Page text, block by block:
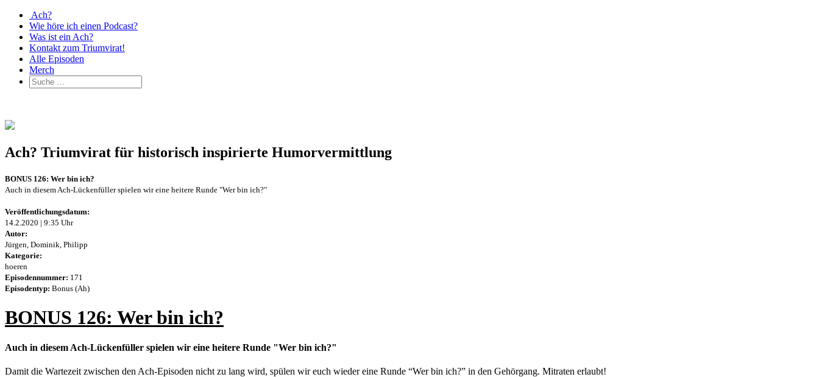
Ach?
Wie höre ich einen Podcast?
Was ist ein Ach?
Kontakt zum Triumvirat!
Alle Episoden
Merch
Ach? Triumvirat für historisch inspirierte Humorvermittlung
BONUS 126: Wer bin ich?
Auch in diesem Ach-Lückenfüller spielen wir eine heitere Runde "Wer bin ich?"
Veröffentlichungsdatum:
14.2.2020 | 9:35 Uhr
Autor:
Jürgen, Dominik, Philipp
Kategorie:
hoeren
Episodennummer: 171
Episodentyp: Bonus (Ah)
BONUS 126: Wer bin ich?
Auch in diesem Ach-Lückenfüller spielen wir eine heitere Runde "Wer bin ich?"
Damit die Wartezeit zwischen den Ach-Episoden nicht zu lang wird, spülen wir euch wieder eine Runde “Wer bin ich?” in den Gehörgang. Mitraten erlaubt!